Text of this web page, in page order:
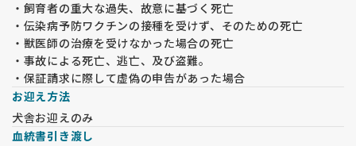
・飼育者の重大な過失、故意に基づく死亡
・伝染病予防ワクチンの接種を受けず、そのための死亡
・獣医師の治療を受けなかった場合の死亡
・事故による死亡、逃亡、及び盗難。
・保証請求に際して虚偽の申告があった場合
お迎え方法
犬舎お迎えのみ
血統書引き渡し